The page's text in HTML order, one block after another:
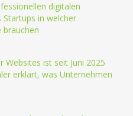
digitalen
Startups in welcher
brauchen
Websites ist seit Juni 2025
erklärt, was Unternehmen